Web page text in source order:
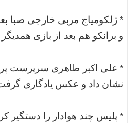
* ژلکومیاج مربی خارجی صبا
و برانکو هم بعد از بازی
نشان داد و عکس یادگاری
* پلیس چند هوادار را دستگیر